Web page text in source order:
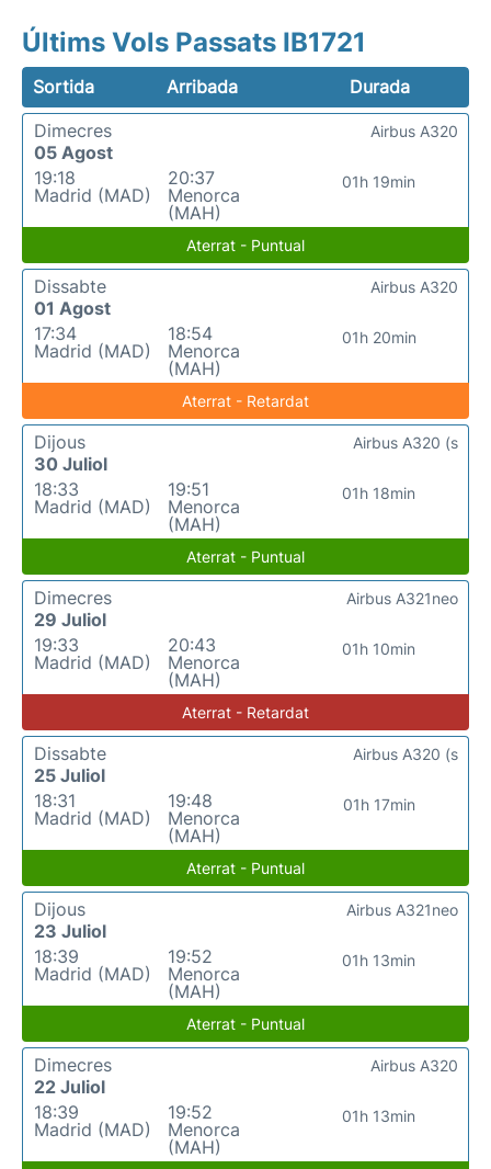
Últims Vols Passats IB1721
Sortida Arribada
Durada
Dimecres
05 Agost
19:18
Madrid (MAD)
20:37
Menorca
(MAH)
01h 19min
Airbus A320
Aterrat - Puntual
Dissabte
01 Agost
17:34
Madrid (MAD)
18:54
Menorca
(MAH)
01h 20min
Airbus A320
Aterrat - Retardat
Dijous
30 Juliol
18:33
Madrid (MAD)
19:51
Menorca
(MAH)
01h 18min
Airbus A320 (s
Aterrat - Puntual
Dimecres
29 Juliol
19:33
Madrid (MAD)
20:43
Menorca
(MAH)
01h 10min
Airbus A321neo
Aterrat - Retardat
Dissabte
25 Juliol
18:31
Madrid (MAD)
19:48
Menorca
(MAH)
01h 17min
Airbus A320 (s
Aterrat - Puntual
Dijous
23 Juliol
18:39
Madrid (MAD)
19:52
Menorca
(MAH)
01h 13min
Airbus A321neo
Aterrat - Puntual
Dimecres
22 Juliol
18:39
Madrid (MAD)
19:52
Menorca
(MAH)
01h 13min
Airbus A320